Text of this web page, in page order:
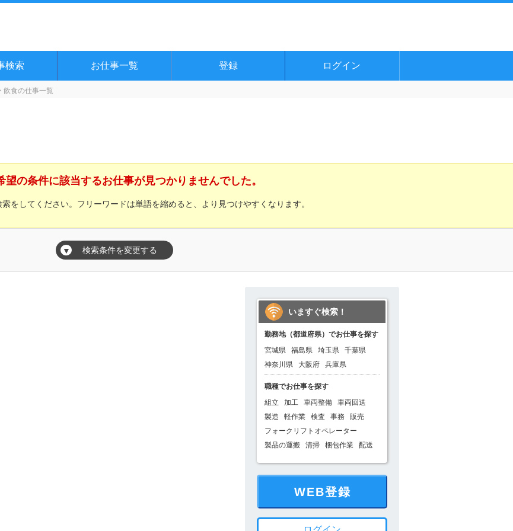
検索 お仕事一覧 登録 ログイン
飲食の仕事一覧
望の条件に該当するお仕事が見つかりませんでした。
をしてください。フリーワードは単語を縮めると、より見つけやすくなります。
▼ 検索条件を変更する
いますぐ検索！
勤務地（都道府県）でお仕事を探す
宮城県
福島県 埼玉県
千葉県
神奈川県
大阪府 兵庫県
職種でお仕事を探す
組立
加工 車両整備
車両回送
製造
軽作業 検査 事務
販売
フォークリフトオペレーター
製品の運搬
清掃 梱包作業 配送
WEB登録